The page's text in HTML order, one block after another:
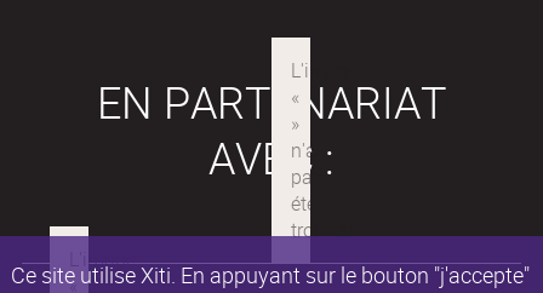
Ce site utilise Xiti. En appuyant sur le bouton "j'accepte"
EN PARTENARIAT
AVEC :